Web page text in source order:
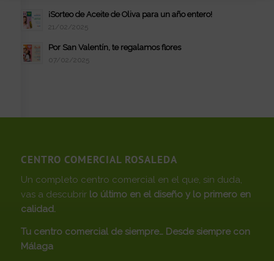
¡Sorteo de Aceite de Oliva para un año entero!
21/02/2025
Por San Valentín, te regalamos flores
07/02/2025
CENTRO COMERCIAL ROSALEDA
Un completo centro comercial en el que, sin duda,
vas a descubrir lo último en el diseño y lo primero en
calidad.
Tu centro comercial de siempre… Desde siempre con
Málaga